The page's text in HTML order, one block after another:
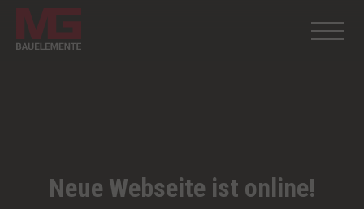
Neue Webseite ist online!